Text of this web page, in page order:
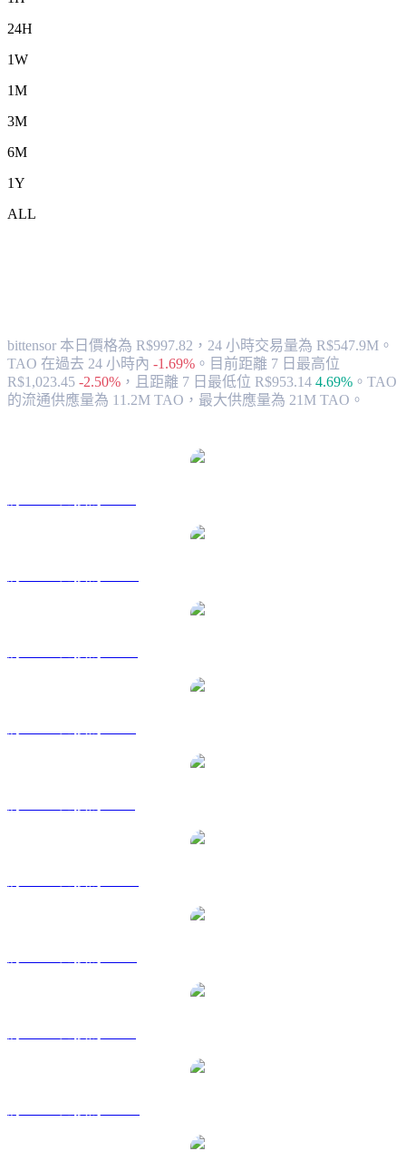
24H
1W
1M
3M
6M
1Y
ALL
bittensor 本日價格為 R$997.82，24 小時交易量為 R$547.9M。
TAO 在過去 24 小時內 -1.69% 。 目前距離 7 日最高位
R$1,023.45 -2.50% ， 且距離 7 日最低位 R$953.14 4.69% 。 TAO
的流通供應量為 11.2M TAO，最大供應量為 21M TAO。